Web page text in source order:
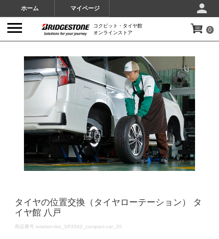
ホーム マイページ
コクピット・タイヤ館
オンラインストア
0
タイヤの位置交換（タイヤローテーション） タ
イヤ館 八戸
DETAILS
商品番号 rotation-tire_SP2042_compact-car_20